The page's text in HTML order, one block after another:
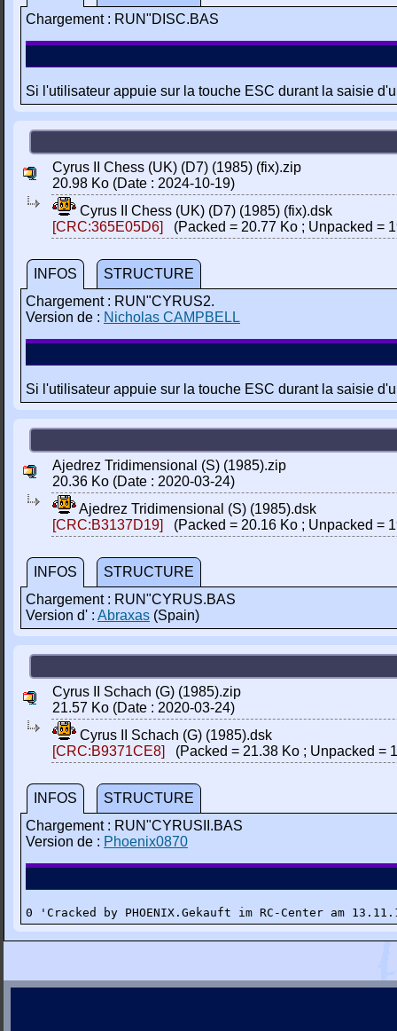
Chargement : RUN"DISC.BAS
Si l'utilisateur appuie sur la touche ESC durant la saisie
Cyrus II Chess (UK) (D7) (1985) (fix).zip
20.98 Ko (Date : 2024-10-19)
Cyrus II Chess (UK) (D7) (1985) (fix).dsk
[CRC:365E05D6]
(Packed = 20.77 Ko ; Unpacked =
INFOS
STRUCTURE
Chargement : RUN"CYRUS2.
Version de : Nicholas CAMPBELL
Si l'utilisateur appuie sur la touche ESC durant la saisie
Ajedrez Tridimensional (S) (1985).zip
20.36 Ko (Date : 2020-03-24)
Ajedrez Tridimensional (S) (1985).dsk
[CRC:B3137D19]
(Packed = 20.16 Ko ; Unpacked =
INFOS
STRUCTURE
Chargement : RUN"CYRUS.BAS
Version d' : Abraxas (Spain)
Cyrus II Schach (G) (1985).zip
21.57 Ko (Date : 2020-03-24)
Cyrus II Schach (G) (1985).dsk
[CRC:B9371CE8]
(Packed = 21.38 Ko ; Unpacked =
INFOS
STRUCTURE
Chargement : RUN"CYRUSII.BAS
Version de : Phoenix0870
0 'Cracked by PHOENIX.Gekauft im RC-Center am